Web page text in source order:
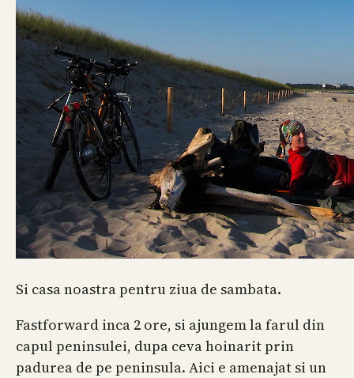
Si casa noastra pentru ziua de sambata.
Fastforward inca 2 ore, si ajungem la farul din
capul peninsulei, dupa ceva hoinarit prin
padurea de pe peninsula. Aici e amenajat si un